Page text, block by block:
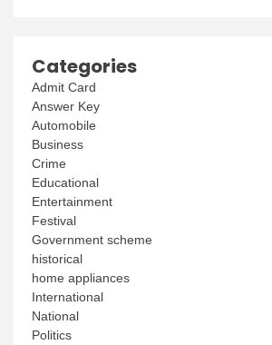
Categories
Admit Card
Answer Key
Automobile
Business
Crime
Educational
Entertainment
Festival
Government scheme
historical
home appliances
International
National
Politics